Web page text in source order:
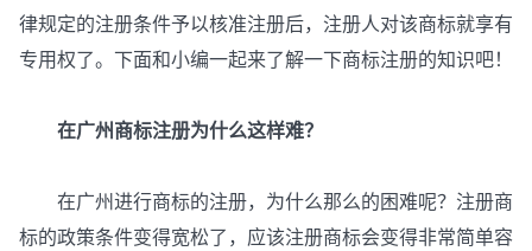
律规定的注册条件予以核准注册后，注册人对该商标就享有
专用权了。下面和小编一起来了解一下商标注册的知识吧！
在广州商标注册为什么这样难？
在广州进行商标的注册，为什么那么的困难呢？注册商
标的政策条件变得宽松了，应该注册商标会变得非常简单容